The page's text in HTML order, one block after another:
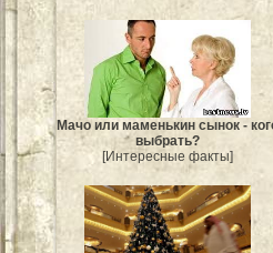
Мачо или маменькин сынок -
выбрать?
[Интересные факты]